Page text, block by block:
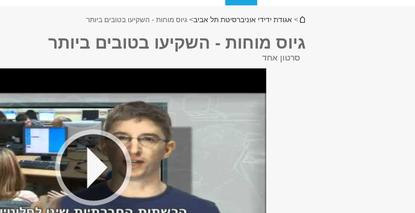
הינך נמצא כאן
> אגודת ידידי אוניברסיטת תל אביב> גיוס מוחות - השקיעו בטובים ביותר
גיוס מוחות - השקיעו בטובים ביותר
סרטון אחד